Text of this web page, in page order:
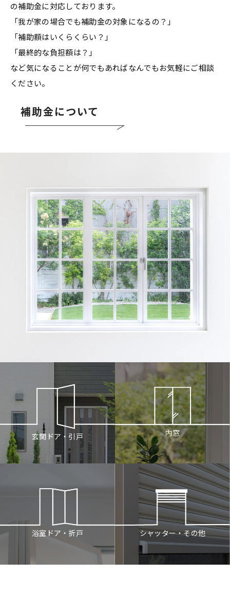
の補助金に対応しております。
「我が家の場合でも補助金の対象になるの？」
「補助額はいくらくらい？」
「最終的な負担額は？」
など気になることが何でもあればなんでもお気軽にご相談
ください。
補助金について
玄関ドア・引戸 内窓
浴室ドア・折戸 シャッター・その他